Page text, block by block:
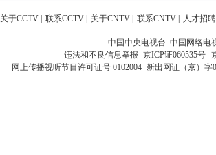
关于CCTV | 联系CCTV | 关于CNTV | 联系CNTV | 人才招聘
中国中央电视台 中国网络电
违法和不良信息举报 京ICP证060535号
网上传播视听节目许可证号 0102004 新出网证（京）